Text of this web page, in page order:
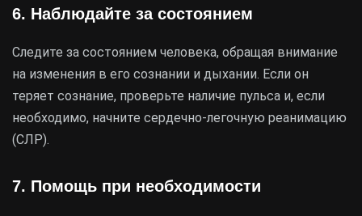
6. Наблюдайте за состоянием
Следите за состоянием человека, обращая внимание
на изменения в его сознании и дыхании. Если он
теряет сознание, проверьте наличие пульса и, если
необходимо, начните сердечно-легочную реанимацию
(СЛР).
7. Помощь при необходимости